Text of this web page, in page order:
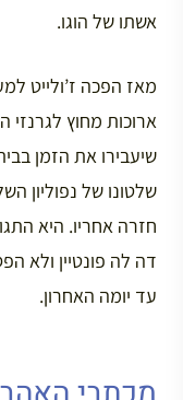
אשתו של הוגו.
מאז הפכה ז’ולייט
ארוכות מחוץ לגרנזי
שלטונו של נפוליון
דה לה פונטיין ולא
עד יומה האחרון.